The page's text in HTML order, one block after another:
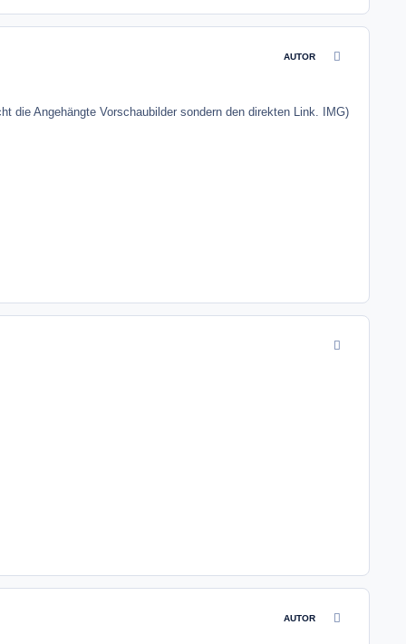
AUTOR
die Angehängte Vorschaubilder sondern den direkten Link. IMG)
AUTOR